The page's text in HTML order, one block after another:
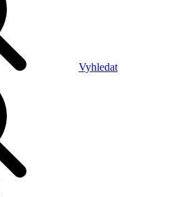
Vyhledat